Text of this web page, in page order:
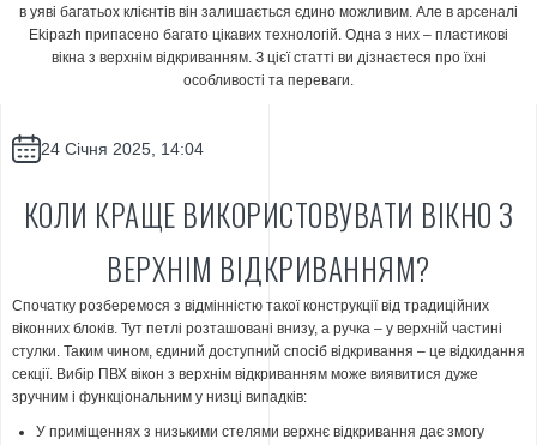
в уяві багатьох клієнтів він залишається єдино можливим. Але в арсеналі
Ekipazh припасено багато цікавих технологій. Одна з них – пластикові
вікна з верхнім відкриванням. З цієї статті ви дізнаєтеся про їхні
особливості та переваги.
24 Cічня 2025, 14:04
КОЛИ КРАЩЕ ВИКОРИСТОВУВАТИ ВІКНО З
ВЕРХНІМ ВІДКРИВАННЯМ?
Спочатку розберемося з відмінністю такої конструкції від традиційних
віконних блоків. Тут петлі розташовані внизу, а ручка – у верхній частині
стулки. Таким чином, єдиний доступний спосіб відкривання – це відкидання
секції. Вибір ПВХ вікон з верхнім відкриванням може виявитися дуже
зручним і функціональним у низці випадків:
У приміщеннях з низькими стелями верхнє відкривання дає змогу